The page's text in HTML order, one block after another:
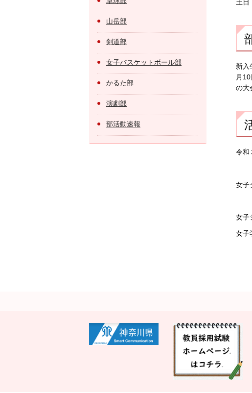
山岳部
剣道部
女子バスケットボール部
かるた部
演劇部
部活動速報
土日
新入
月
の大
令
女
藤
女
女